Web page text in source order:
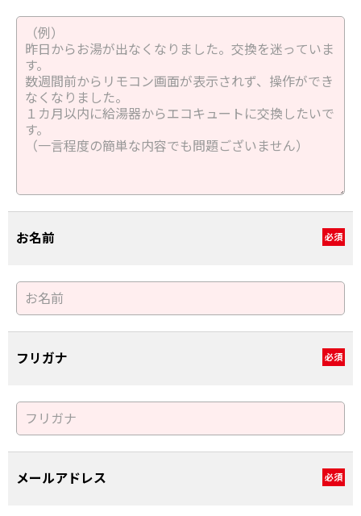
お名前 必須
フリガナ 必須
メールアドレス 必須